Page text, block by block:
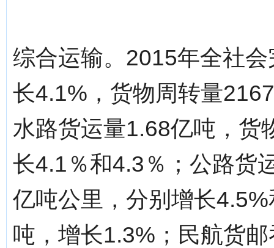
综合运输。2015年全社
长4.1%，货物周转量
水路货运量1.68亿吨，货
长4.1％和4.3％；公路货
亿吨公里，分别增长
吨，增长1.3%；民航货